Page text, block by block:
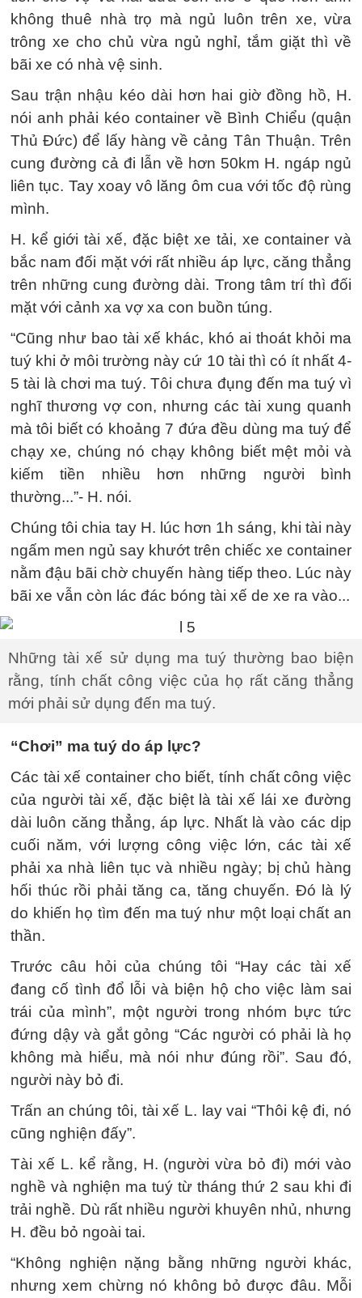
không thuê nhà trọ mà ngủ luôn trên xe, vừa
trông xe cho chủ vừa ngủ nghỉ, tắm giặt thì về
bãi xe có nhà vệ sinh.
Sau trận nhậu kéo dài hơn hai giờ đồng hồ, H.
nói anh phải kéo container về Bình Chiểu (quận
Thủ Đức) để lấy hàng về cảng Tân Thuận. Trên
cung đường cả đi lẫn về hơn 50km H. ngáp ngủ
liên tục. Tay xoay vô lăng ôm cua với tốc độ rùng
mình.
H. kể giới tài xế, đặc biệt xe tải, xe container và
bắc nam đối mặt với rất nhiều áp lực, căng thẳng
trên những cung đường dài. Trong tâm trí thì đối
mặt với cảnh xa vợ xa con buồn túng.
“Cũng như bao tài xế khác, khó ai thoát khỏi ma
tuý khi ở môi trường này cứ 10 tài thì có ít nhất 4-
5 tài là chơi ma tuý. Tôi chưa đụng đến ma tuý vì
nghĩ thương vợ con, nhưng các tài xung quanh
mà tôi biết có khoảng 7 đứa đều dùng ma tuý để
chạy xe, chúng nó chạy không biết mệt mỏi và
kiếm tiền nhiều hơn những người bình
thường...”- H. nói.
Chúng tôi chia tay H. lúc hơn 1h sáng, khi tài này
ngấm men ngủ say khướt trên chiếc xe container
nằm đậu bãi chờ chuyến hàng tiếp theo. Lúc này
bãi xe vẫn còn lác đác bóng tài xế de xe ra vào...
Những tài xế sử dụng ma tuý thường bao biện
rằng, tính chất công việc của họ rất căng thẳng
mới phải sử dụng đến ma tuý.
“Chơi” ma tuý do áp lực?
Các tài xế container cho biết, tính chất công việc
của người tài xế, đặc biệt là tài xế lái xe đường
dài luôn căng thẳng, áp lực. Nhất là vào các dịp
cuối năm, với lượng công việc lớn, các tài xế
phải xa nhà liên tục và nhiều ngày; bị chủ hàng
hối thúc rồi phải tăng ca, tăng chuyến. Đó là lý
do khiến họ tìm đến ma tuý như một loại chất an
thần.
Trước câu hỏi của chúng tôi “Hay các tài xế
đang cố tình đổ lỗi và biện hộ cho việc làm sai
trái của mình”, một người trong nhóm bực tức
đứng dậy và gắt gỏng “Các người có phải là họ
không mà hiểu, mà nói như đúng rồi”. Sau đó,
người này bỏ đi.
Trấn an chúng tôi, tài xế L. lay vai “Thôi kệ đi, nó
cũng nghiện đấy”.
Tài xế L. kể rằng, H. (người vừa bỏ đi) mới vào
nghề và nghiện ma tuý từ tháng thứ 2 sau khi đi
trải nghề. Dù rất nhiều người khuyên nhủ, nhưng
H. đều bỏ ngoài tai.
“Không nghiện nặng bằng những người khác,
nhưng xem chừng nó không bỏ được đâu. Mỗi